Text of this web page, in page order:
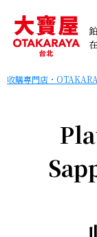
收購專門店・